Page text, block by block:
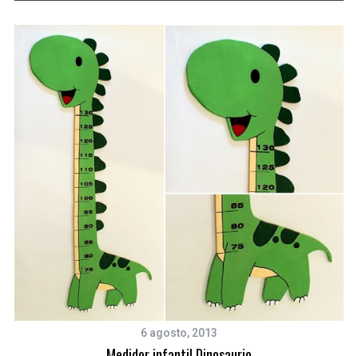
6 agosto, 2013